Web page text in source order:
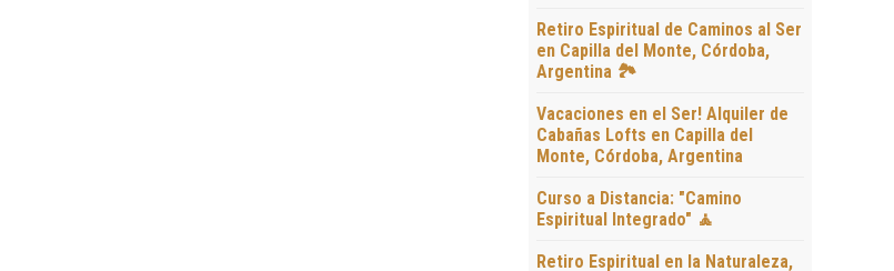
Retiro Espiritual de Caminos al Ser
en Capilla del Monte, Córdoba,
Argentina 🏞️
Vacaciones en el Ser! Alquiler de
Cabañas Lofts en Capilla del
Monte, Córdoba, Argentina
Curso a Distancia: "Camino
Espiritual Integrado" 🧘
Retiro Espiritual en la Naturaleza,